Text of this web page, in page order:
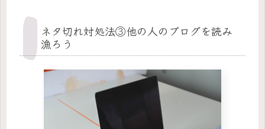
ネタ切れ対処法③他の人のブログを読み
漁ろう